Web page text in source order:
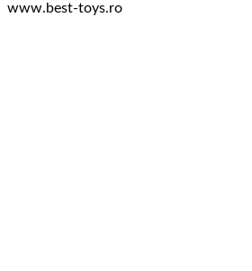
www.best-toys.ro